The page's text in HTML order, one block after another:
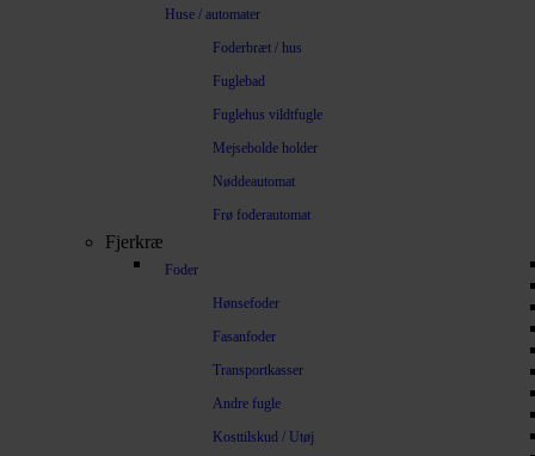
Huse / automater
Foderbræt / hus
Fuglebad
Fuglehus vildtfugle
Mejsebolde holder
Nøddeautomat
Frø foderautomat
Fjerkræ
Foder
Hønsefoder
Fasanfoder
Transportkasser
Andre fugle
Kosttilskud / Utøj